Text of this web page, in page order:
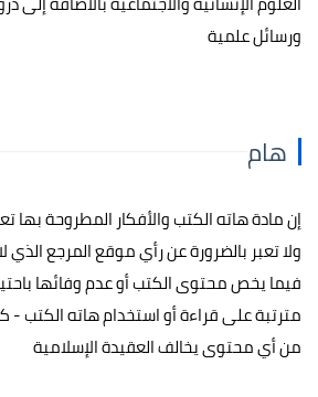
ورسائل علمية
هام
إن مادة هاته الكتب والأفكار المطروحة بها
ولا تعبر بالضرورة عن رأي موقع المرجع
فيما يخص محتوى الكتب أو عدم وفائها
مترتبة على قراءة أو استخدام هاته الكتب -
من أي محتوى يخالف العقيدة الإسلامية